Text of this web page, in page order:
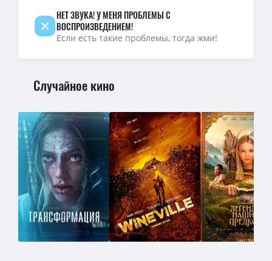
НЕТ ЗВУКА! У МЕНЯ ПРОБЛЕМЫ С
ВОСПРОИЗВЕДЕНИЕМ!
Если есть такие проблемы, тогда жми!
Случайное кино